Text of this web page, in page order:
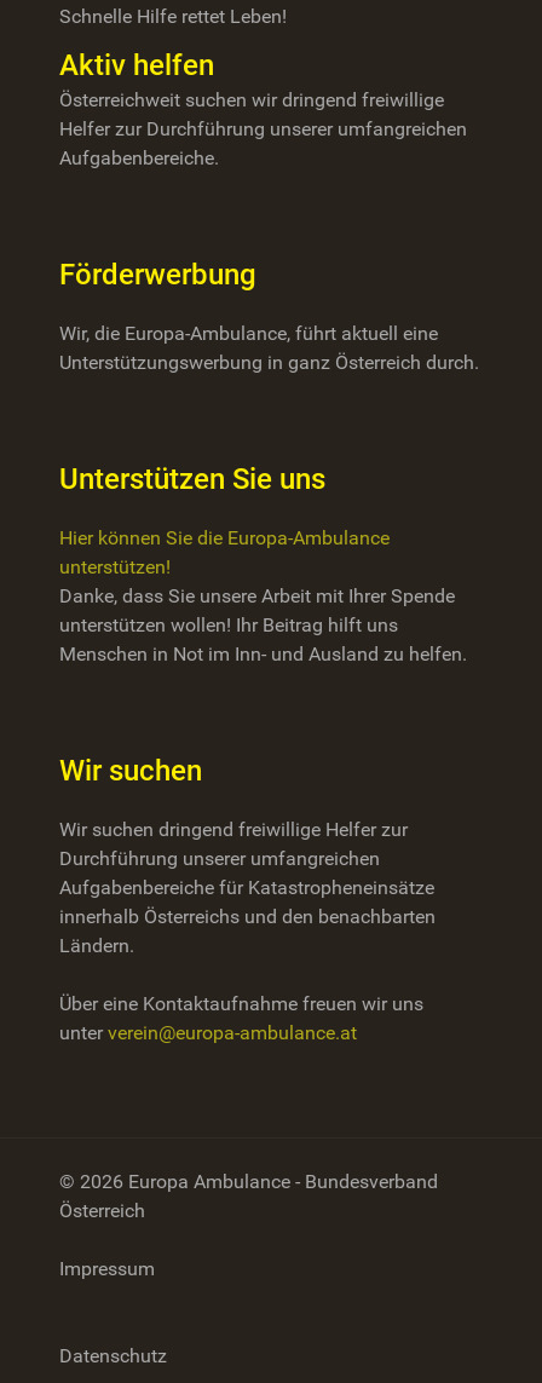
Schnelle Hilfe rettet Leben!
Aktiv helfen
Österreichweit suchen wir dringend freiwillige
Helfer zur Durchführung unserer umfangreichen
Aufgabenbereiche.
Förderwerbung
Wir, die Europa-Ambulance, führt aktuell eine
Unterstützungswerbung in ganz Österreich durch.
Unterstützen Sie uns
Hier können Sie die Europa-Ambulance
unterstützen!
Danke, dass Sie unsere Arbeit mit Ihrer Spende
unterstützen wollen! Ihr Beitrag hilft uns
Menschen in Not im Inn- und Ausland zu helfen.
Wir suchen
Wir suchen dringend freiwillige Helfer zur
Durchführung unserer umfangreichen
Aufgabenbereiche für Katastropheneinsätze
innerhalb Österreichs und den benachbarten
Ländern.
Über eine Kontaktaufnahme freuen wir uns
unterverein@europa-ambulance.at
© 2026 Europa Ambulance - Bundesverband
Österreich
Impressum
Datenschutz